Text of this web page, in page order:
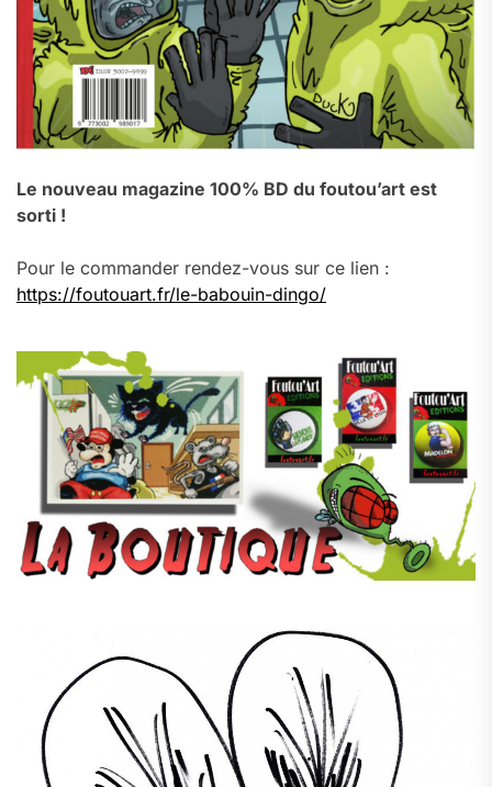
Le nouveau magazine 100% BD du foutou’art est
sorti !
Pour le commander rendez-vous sur ce lien :
https://foutouart.fr/le-babouin-dingo/